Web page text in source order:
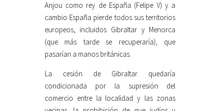
Anjou como rey de España (Felipe V) y a
cambio España pierde todos sus territorios
europeos, incluidos Gibraltar y Menorca
(que más tarde se recuperaría), que
pasarían a manos británicas.
La cesión de Gibraltar quedaría
condicionada por la supresión del
comercio entre la localidad y las zonas